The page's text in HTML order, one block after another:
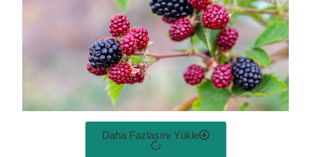
Daha Fazlasını Yükle